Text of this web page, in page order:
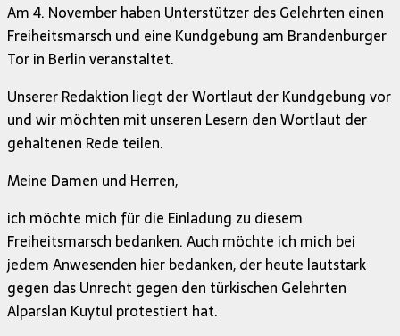
Am 4. November haben Unterstützer des Gelehrten einen
Freiheitsmarsch und eine Kundgebung am Brandenburger
Tor in Berlin veranstaltet.
Unserer Redaktion liegt der Wortlaut der Kundgebung vor
und wir möchten mit unseren Lesern den Wortlaut der
gehaltenen Rede teilen.
Meine Damen und Herren,
ich möchte mich für die Einladung zu diesem
Freiheitsmarsch bedanken. Auch möchte ich mich bei
jedem Anwesenden hier bedanken, der heute lautstark
gegen das Unrecht gegen den türkischen Gelehrten
Alparslan Kuytul protestiert hat.